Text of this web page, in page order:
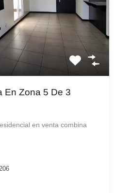
En Zona 5 De 3
en venta combina